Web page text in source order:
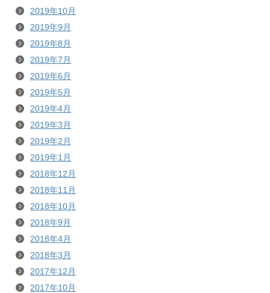
2019年10月
2019年9月
2019年8月
2019年7月
2019年6月
2019年5月
2019年4月
2019年3月
2019年2月
2019年1月
2018年12月
2018年11月
2018年10月
2018年9月
2018年4月
2018年3月
2017年12月
2017年10月